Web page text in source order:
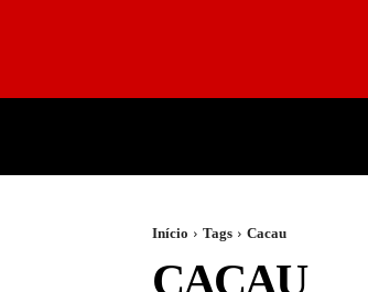
Início Tags Cacau
CACAU